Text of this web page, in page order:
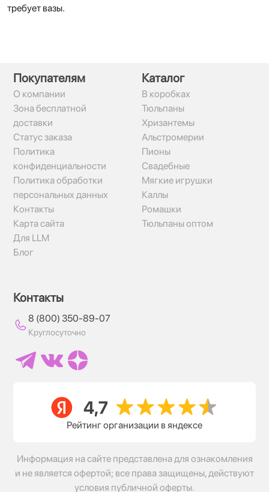
требует вазы.
Покупателям
О компании
Зона бесплатной
доставки
Статус заказа
Политика
конфиденциальности
Политика обработки
персональных данных
Контакты
Карта сайта
Для LLM
Блог
Каталог
В коробках
Тюльпаны
Хризантемы
Альстромерии
Пионы
Свадебные
Мягкие игрушки
Каллы
Ромашки
Тюльпаны оптом
Контакты
8 (800) 350-89-07
Круглосуточно
Рейтинг организации в яндексе
Информация на сайте представлена для ознакомления
и не является офертой; все права защищены, действуют
условия публичной оферты.